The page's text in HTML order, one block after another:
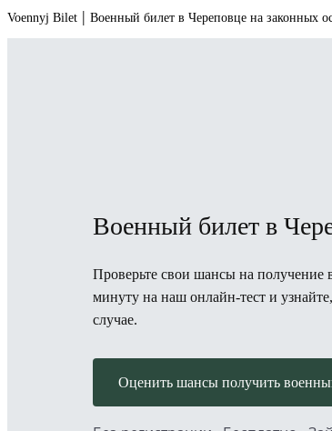
Voennyj Bilet | Военный билет в Череповце на законных
Военный билет в
Проверьте свои шансы на получение
минуту на наш онлайн-тест и
случае.
Оценить шансы получить